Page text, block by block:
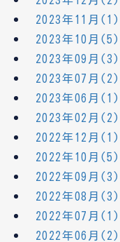
2023年11月(1)
2023年10月(5)
2023年09月(3)
2023年07月(2)
2023年06月(1)
2023年02月(2)
2022年12月(1)
2022年10月(5)
2022年09月(3)
2022年08月(3)
2022年07月(1)
2022年06月(2)